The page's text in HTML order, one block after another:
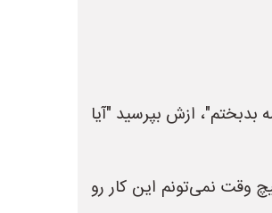
ازش بپرسید "آیا
وقت نمی‌تونم این کار رو